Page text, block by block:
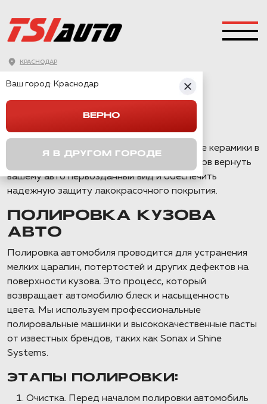
КРАСНОДАР
ПОЛИРОВКА КУЗОВА И
НАНЕСЕНИЕ
КЕРАМИКИ В
КРАСНОДАРЕ
Полировка кузова автомобиля и нанесение керамики в
Краснодаре — это один из лучших способов вернуть
вашему авто первозданный вид и обеспечить
надежную защиту лакокрасочного покрытия.
ПОЛИРОВКА КУЗОВА
АВТО
Полировка автомобиля проводится для устранения
мелких царапин, потертостей и других дефектов на
поверхности кузова. Это процесс, который
возвращает автомобилю блеск и насыщенность
цвета. Мы используем профессиональные
полировальные машинки и высококачественные пасты
от известных брендов, таких как Sonax и Shine
Systems.
ЭТАПЫ ПОЛИРОВКИ:
Очистка. Перед началом полировки автомобиль
Ваш город: Краснодар
ВЕРНО
Я В ДРУГОМ ГОРОДЕ